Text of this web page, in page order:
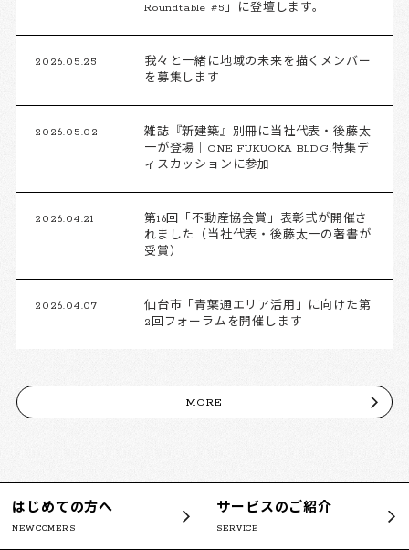
Roundtable #5」に登壇します。
2026.05.25
我々と一緒に地域の未来を描くメンバー
を募集します
2026.05.02
雑誌『新建築』別冊に当社代表・後藤太
一が登場｜ONE FUKUOKA BLDG.特集デ
ィスカッションに参加
2026.04.21
第16回「不動産協会賞」表彰式が開催さ
れました（当社代表・後藤太一の著書が
受賞）
2026.04.07
仙台市「青葉通エリア活用」に向けた第
2回フォーラムを開催します
MORE
はじめての方へ
NEWCOMERS
サービスのご紹介
SERVICE